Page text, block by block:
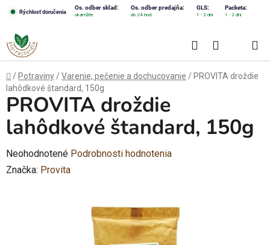
obsah
Rýchlosť doručenia
Os. odber sklad: Os. odber predajňa: GLS: Packeta:
okamžite do 24 hod. 1 - 2 dni 1 - 2 dni
Hľadať
KOŠÍK
Domov
/ Potraviny /Varenie, pečenie a dochucovanie / PROVITA droždie
lahôdkové štandard, 150g
PROVITA droždie
lahôdkové štandard, 150g
Priemerné
hodnotenie
Neohodnotené Podrobnosti hodnotenia
Značka: Provita